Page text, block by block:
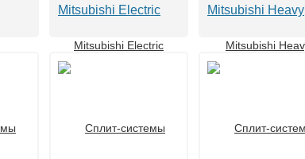
Mitsubishi Electric
Mitsubishi Heavy